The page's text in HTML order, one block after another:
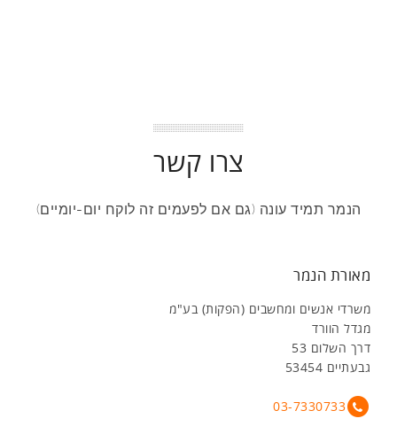
צרו קשר
הנמר תמיד עונה (גם אם לפעמים זה לוקח יום-יומיים)
מאורת הנמר
משרדי אנשים ומחשבים (הפקות) בע"מ
מגדל הוורד
דרך השלום 53
גבעתיים 53454
03-7330733